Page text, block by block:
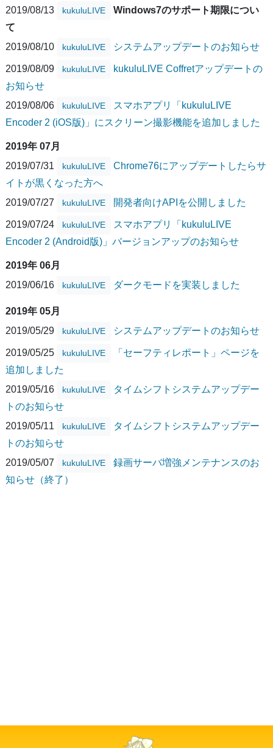
2019/08/13
kukuluLIVE
Windows7のサポート期限につい
て
2019/08/10
kukuluLIVE システムアップデートのお知らせ
2019/08/09 kukuluLIVE
kukuluLIVE Coffretアップデートの
お知らせ
2019/08/06
kukuluLIVE
スマホアプリ「kukuluLIVE
Encoder 2 (iOS版)」にスクリーン撮影機能を追加しました
2019年 07月
2019/07/31
kukuluLIVE
Chrome76にアップデートしたらサ
イトが黒くなった方へ
2019/07/27
kukuluLIVE 開発者向けAPIを公開しました
2019/07/24 kukuluLIVE
スマホアプリ「kukuluLIVE
Encoder 2 (Android版)」バージョンアップのお知らせ
2019年 06月
2019/06/16
kukuluLIVE ダークモードを実装しました
2019年 05月
2019/05/29
kukuluLIVE システムアップデートのお知らせ
2019/05/25 kukuluLIVE
「セーフティレポート」ページを
追加しました
2019/05/16
kukuluLIVE
タイムシフトシステムアップデー
トのお知らせ
2019/05/11
kukuluLIVE
タイムシフトシステムアップデー
トのお知らせ
2019/05/07
kukuluLIVE
録画サーバ増強メンテナンスのお
知らせ（終了）